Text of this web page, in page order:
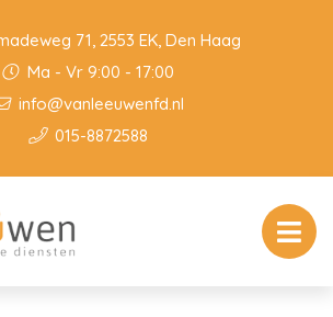
71, 2553 EK, Den Haag
Ma - Vr 9:00 - 17:00
info@vanleeuwenfd.nl
015-8872588